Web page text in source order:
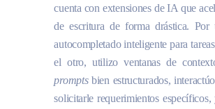
cuenta con extensiones de IA que
de escritura de forma drástica.
autocompletado inteligente para
el otro, utilizo ventanas de
promptsbien estructurados,
solicitarle requerimientos específicos,